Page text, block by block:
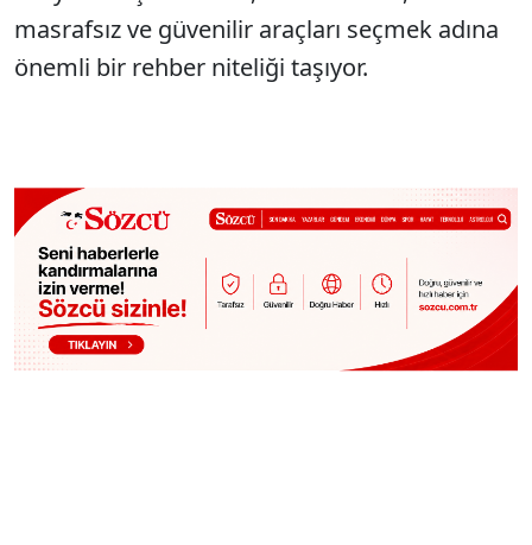
masrafsız ve güvenilir araçları seçmek adına
önemli bir rehber niteliği taşıyor.